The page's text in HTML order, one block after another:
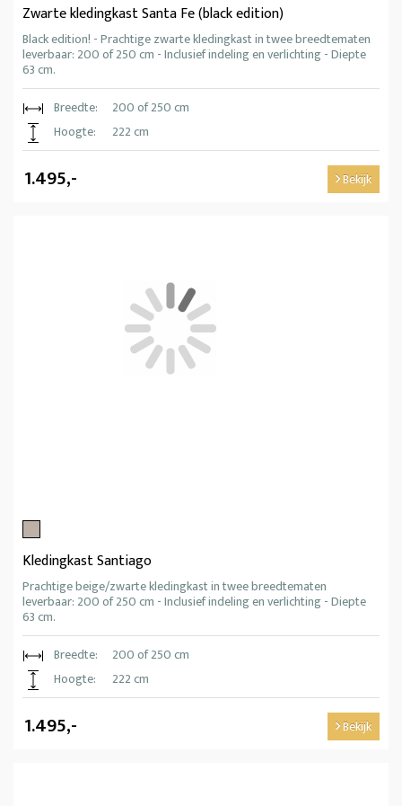
Zwarte kledingkast Santa Fe (black edition)
Black edition! - Prachtige zwarte kledingkast in twee breedtematen
leverbaar: 200 of 250 cm - Inclusief indeling en verlichting - Diepte
63 cm.
Breedte:
200 of 250 cm
Hoogte:
222 cm
1.495,- Bekijk
Kledingkast Santiago
Prachtige beige/zwarte kledingkast in twee breedtematen
leverbaar: 200 of 250 cm - Inclusief indeling en verlichting - Diepte
63 cm.
Breedte:
200 of 250 cm
Hoogte:
222 cm
1.495,- Bekijk